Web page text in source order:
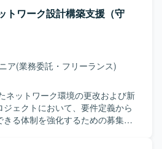
得していただけます。 大規模な閉
どを活用した高度なルーティング
でき、ネットワークエンジニア
できるポジションです。 【開
ネットワーク機器 AWSネットワー
LISP／MPLSを用いたルーティ
代目社内シ
クトに参画し、ネットワーク系
設計・構築・テストをご担当い
ク系では、FW/スイッチ/ストレー
明書/RADIUS/DHCP/DNS/無線と
細設計、構築手順書作成、単体
築、単体テスト、結合テスト、
程を担当していただきます。 サー
想化基盤、DB/データ連携/OS/保
領域にて、サーバおよび仮想化基
トワーク設計構築支援（守
ア(業務委託・フリーランス)
ネットワーク環境の更改および新
ェクトにおいて、要件定義から
る体制を強化するための募集で